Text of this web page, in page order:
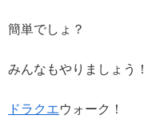
簡単でしょ？
みんなもやりましょう
ドラクエウォーク！